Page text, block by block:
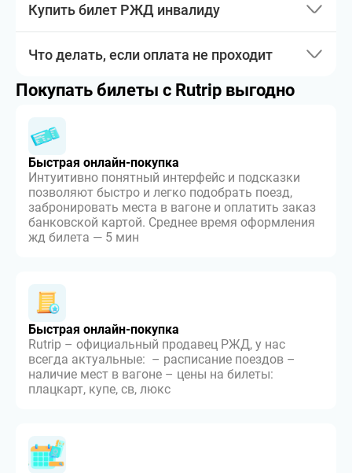
Купить билет РЖД инвалиду
Что делать, если оплата не проходит
Покупать билеты с Rutrip выгодно
Быстрая онлайн-покупка
Интуитивно понятный интерфейс и подсказки
позволяют быстро и легко подобрать поезд,
забронировать места в вагоне и оплатить заказ
банковской картой. Среднее время оформления
жд билета — 5 мин
Быстрая онлайн-покупка
Rutrip – официальный продавец РЖД, у нас
всегда актуальные: – расписание поездов –
наличие мест в вагоне – цены на билеты:
плацкарт, купе, св, люкс